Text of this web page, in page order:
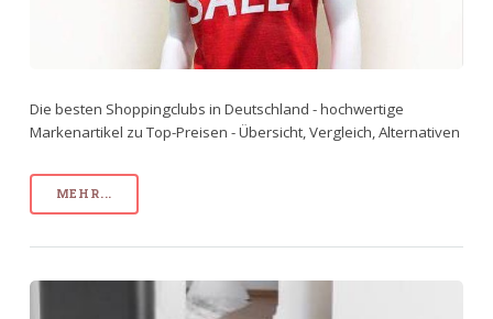
Die besten Shoppingclubs in Deutschland - hochwertige
Markenartikel zu Top-Preisen - Übersicht, Vergleich, Alternativen
MEHR...